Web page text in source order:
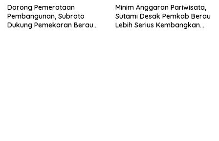
Dorong Pemerataan
Pembangunan, Subroto
Dukung Pemekaran Berau
Minim Anggaran Pariwisata,
Sutami Desak Pemkab Berau
Lebih Serius Kembangkan